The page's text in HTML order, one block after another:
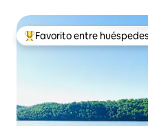
De los mejores en Favorito
Favorito entre huéspedes